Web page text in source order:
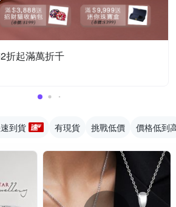
折起滿萬折千
到貨 有現貨 挑戰低價 價格低到